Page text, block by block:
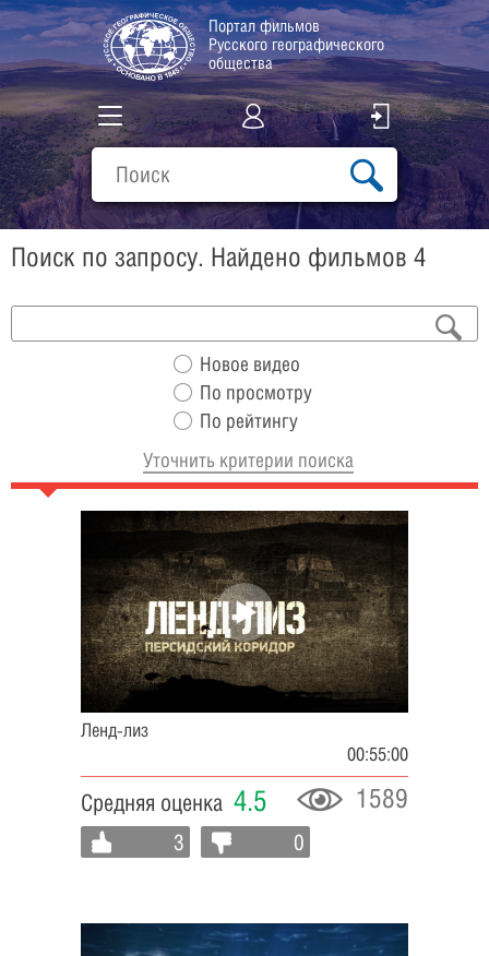
Портал фильмов
Русского географического
общества
Все фильмы
Подборки
О проекте
Поиск по запросу. Найдено фильмов 4
Новое видео
По просмотру
По рейтингу
Уточнить критерии поиска
Ленд-лиз
00:55:00
Средняя оценка 4.5 1589
3 0